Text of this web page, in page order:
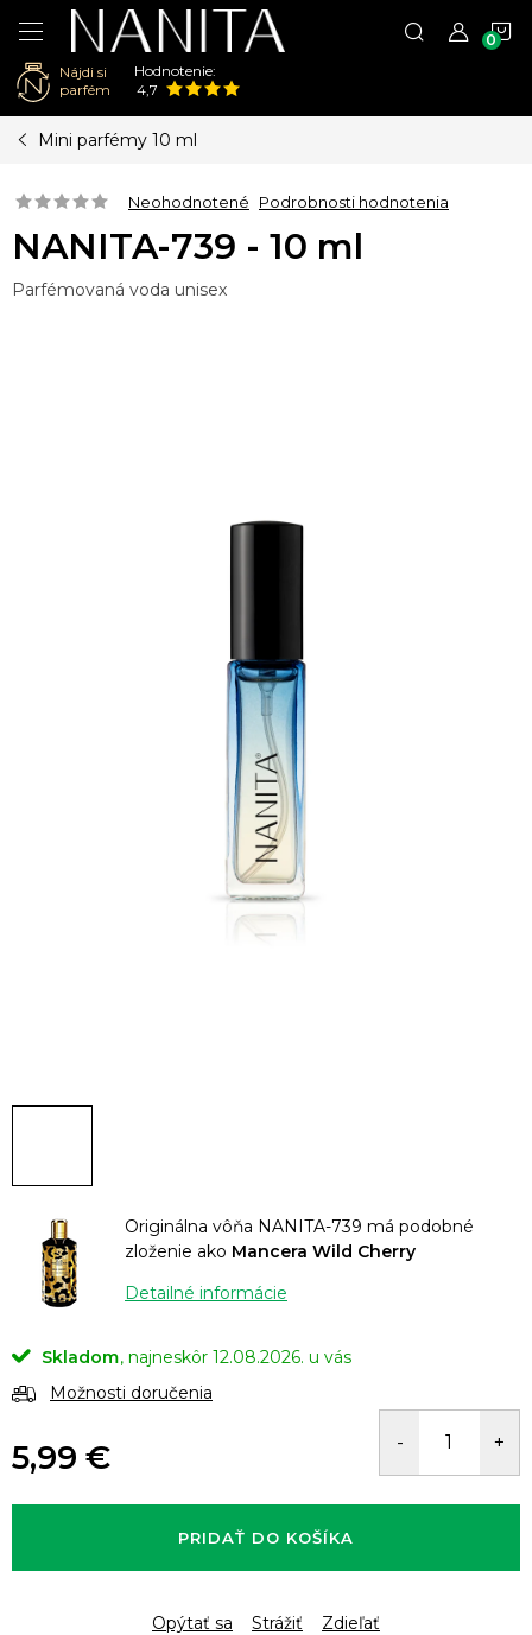
Nájdi si
parfém
Hodnotenie:
4,7
Mini parfémy 10 ml
Neohodnotené Podrobnosti hodnotenia
NANITA-739 - 10 ml
Parfémovaná voda unisex
Originálna vôňa NANITA-739 má podobné
zloženie ako Mancera Wild Cherry
Detailné informácie
Skladom
12.08.2026.
Možnosti doručenia
5,99 €
cena:
PRIDAŤ DO KOŠÍKA
Opýtať sa Strážiť Zdieľať